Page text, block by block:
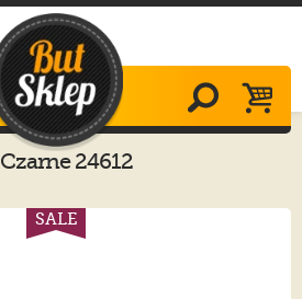
Czarne 24612
SALE